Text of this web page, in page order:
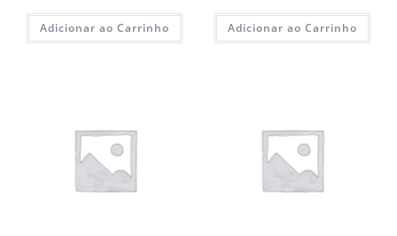
Adicionar ao Carrinho Adicionar ao Carrinho